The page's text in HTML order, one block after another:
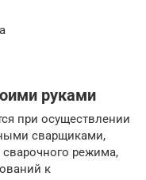
руками
при осуществлении
сварщиками,
режима,
к